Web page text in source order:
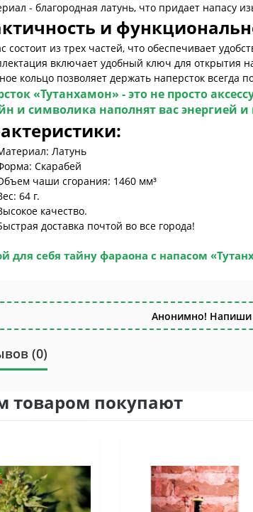
- благородная латунь, что придает напасу
и
состоит из трех частей, что обеспечивает
включает удобный ключ для открытия
кольцо позволяет держать наперсток всегда
«Тутанхамон» - это не просто
и символика наполнят вас энергией
Латунь
Скарабей
чаши сгорания: 1460 мм³
64 г.
качество.
доставка почтой во все города!
для себя тайну фараона с напасом
Анонимно! Напиши
(0)
товаром покупают